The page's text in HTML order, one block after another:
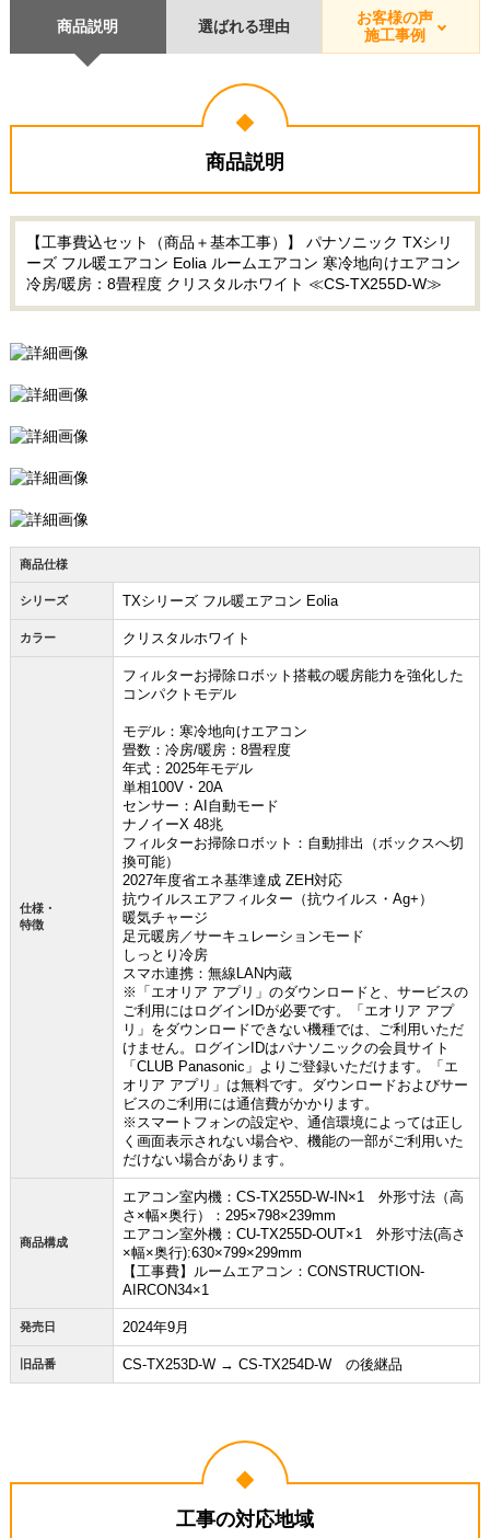
お買い物を続ける
商品説明 選ばれる理由
お客様の声
施工事例
商品説明
【工事費込セット（商品＋基本工事）】 パナソニック TXシリ
ーズ フル暖エアコン Eolia ルームエアコン 寒冷地向けエアコン
冷房/暖房：8畳程度 クリスタルホワイト ≪CS-TX255D-W≫
商品仕様
シリーズ TXシリーズ フル暖エアコン Eolia
カラー クリスタルホワイト
仕様・
特徴
フィルターお掃除ロボット搭載の暖房能力を強化した
コンパクトモデル
モデル：寒冷地向けエアコン
畳数：冷房/暖房：8畳程度
年式：2025年モデル
単相100V・20A
センサー：AI自動モード
ナノイーX 48兆
フィルターお掃除ロボット：自動排出（ボックスへ切
換可能）
2027年度省エネ基準達成 ZEH対応
抗ウイルスエアフィルター（抗ウイルス・Ag+）
暖気チャージ
足元暖房／サーキュレーションモード
しっとり冷房
スマホ連携：無線LAN内蔵
※「エオリア アプリ」のダウンロードと、サービスの
ご利用にはログインIDが必要です。「エオリア アプ
リ」をダウンロードできない機種では、ご利用いただ
けません。ログインIDはパナソニックの会員サイト
「CLUB Panasonic」よりご登録いただけます。「エ
オリア アプリ」は無料です。ダウンロードおよびサー
ビスのご利用には通信費がかかります。
※スマートフォンの設定や、通信環境によっては正し
く画面表示されない場合や、機能の一部がご利用いた
だけない場合があります。
商品構成
エアコン室内機：CS-TX255D-W-IN×1 外形寸法（高
さ×幅×奥行）：295×798×239mm
エアコン室外機：CU-TX255D-OUT×1 外形寸法(高さ
×幅×奥行):630×799×299mm
【工事費】ルームエアコン：CONSTRUCTION-
AIRCON34×1
発売日 2024年9月
旧品番 CS-TX253D-W → CS-TX254D-W の後継品
工事の対応地域